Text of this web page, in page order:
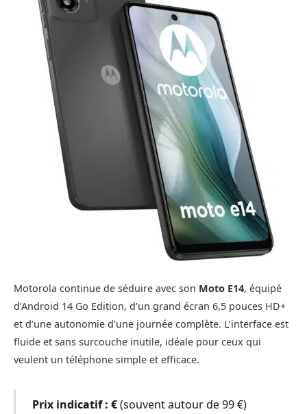
Motorola continue de séduire avec son Moto E14, équipé
d’Android 14 Go Edition, d’un grand écran 6,5 pouces HD+
et d’une autonomie d’une journée complète. L’interface est
fluide et sans surcouche inutile, idéale pour ceux qui
veulent un téléphone simple et efficace.
Prix indicatif : €(souvent autour de 99 €)